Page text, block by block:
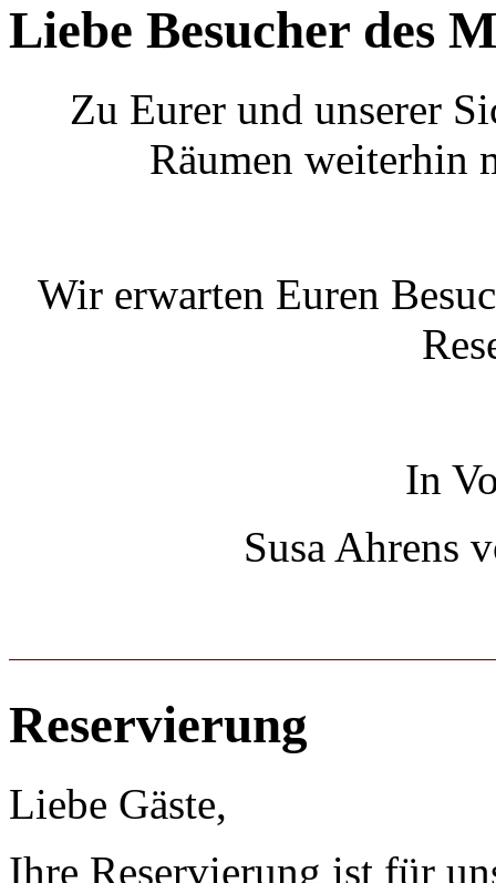
Liebe Besucher des
Zu Eurer und unserer
Räumen weiterhin
Wir erwarten Euren
In
Susa Ahrens
Reservierung
Liebe Gäste,
Ihre Reservierung ist für